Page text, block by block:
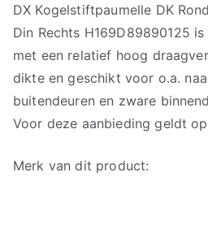
DX Kogelstiftpaumelle DK
Din Rechts H169D89890125
met een relatief hoog
dikte en geschikt voor o.a.
buitendeuren en zware
Voor deze aanbieding geldt
Merk van dit product: